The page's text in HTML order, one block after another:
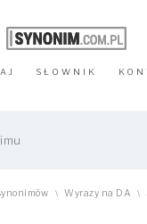
SŁOWNIK
\ Wyrazy na DA \